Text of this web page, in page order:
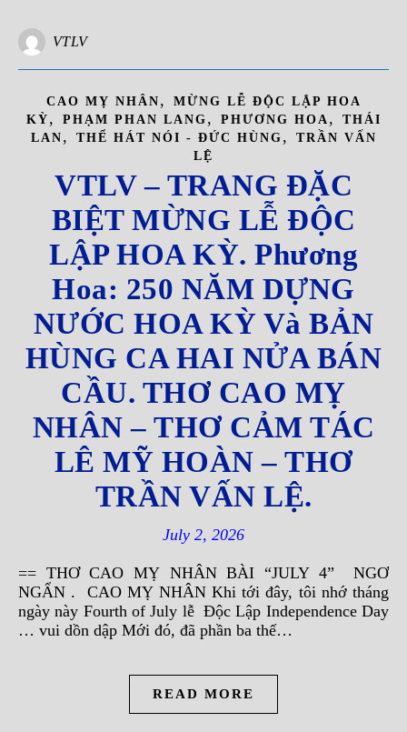
VTLV
CAO MỴ NHÂN ,
MỪNG LỄ ĐỘC LẬP HOA
KỲ , PHẠM PHAN LANG , PHƯƠNG HOA ,
THÁI
LAN , THỂ HÁT NÓI - ĐỨC HÙNG ,
TRẦN VẤN
LỆ
VTLV – TRANG ĐẶC
BIỆT MỪNG LỄ ĐỘC
LẬP HOA KỲ. Phương
Hoa: 250 NĂM DỰNG
NƯỚC HOA KỲ Và BẢN
HÙNG CA HAI NỬA BÁN
CẦU. THƠ CAO MỴ
NHÂN – THƠ CẢM TÁC
LÊ MỸ HOÀN – THƠ
TRẦN VẤN LỆ.
July 2, 2026
== THƠ CAO MỴ NHÂN BÀI “JULY 4” NGƠ
NGẨN . CAO MỴ NHÂN Khi tới đây, tôi nhớ tháng
ngày này Fourth of July lễ Độc Lập Independence Day
… vui dồn dập Mới đó, đã phần ba thế…
READ MORE